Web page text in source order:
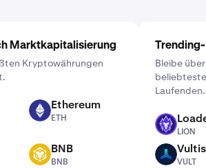
Marktkapitalisierung
Kryptowährungen
ETH Ethereum
ETH
BNB BNB
BNB
Bleibe
Laufenden.
LION
LION
VULT
VULT